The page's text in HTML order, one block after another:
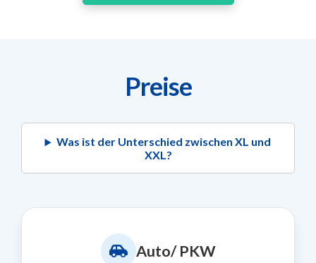
Preise
Was ist der Unterschied zwischen XL und
XXL?
Auto/ PKW